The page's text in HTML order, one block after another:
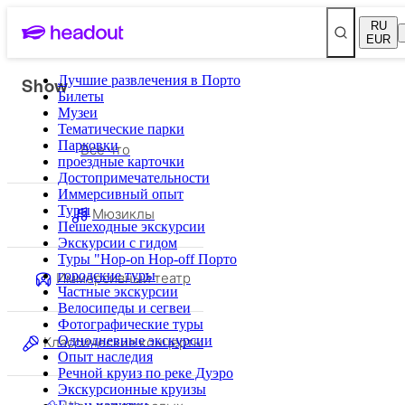
RU
EUR
Лучшие развлечения в Порто
Билеты
Музеи
Тематические парки
Парковки
проездные карточки
Достопримечательности
Иммерсивный опыт
Туры
Пешеходные экскурсии
Экскурсии с гидом
Туры "Hop-on Hop-off Порто
городские туры
Частные экскурсии
Велосипеды и сегвеи
Фотографические туры
Однодневные экскурсии
Опыт наследия
Речной круиз по реке Дуэро
Экскурсионные круизы
Show
Все что
Мюзиклы
Иммерсивный театр
Классические концерты